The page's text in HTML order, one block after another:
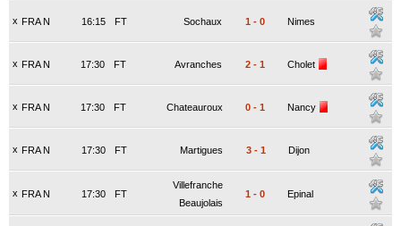
x FRA N FT
16:15 Sochaux 1 - 0 Nimes
x FRA N FT
17:30 Avranches 2 - 1 Cholet
x FRA N FT
17:30 Chateauroux 0 - 1 Nancy
x FRA N FT
17:30 Martigues 3 - 1 Dijon
x FRA N FT
17:30
Villefranche
Beaujolais
1 - 0 Epinal